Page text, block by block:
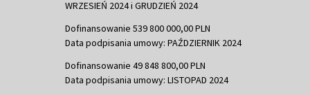
WRZESIEŃ 2024 i GRUDZIEŃ 2024
Dofinansowanie 539 800 000,00 PLN
Data podpisania umowy: PAŹDZIERNIK 2024
Dofinansowanie 49 848 800,00 PLN
Data podpisania umowy: LISTOPAD 2024